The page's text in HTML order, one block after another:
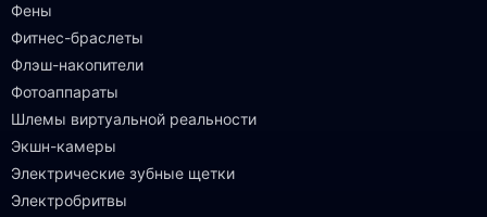
Фены
Фитнес-браслеты
Флэш-накопители
Фотоаппараты
Шлемы виртуальной реальности
Экшн-камеры
Электрические зубные щетки
Электробритвы